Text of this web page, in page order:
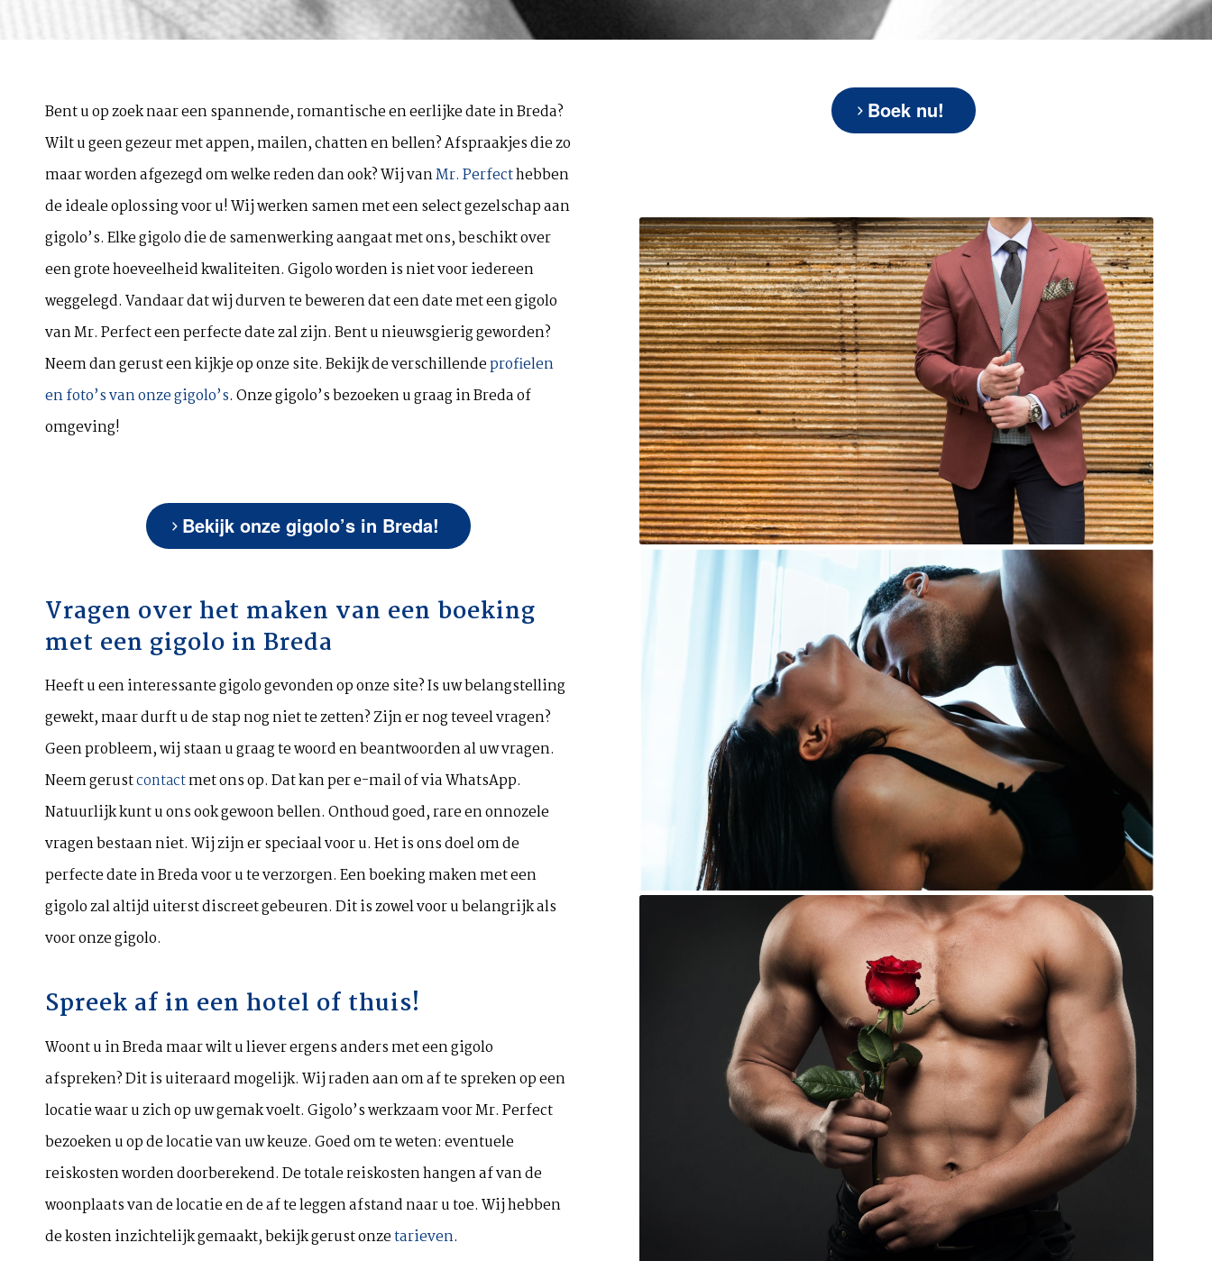
Bent u op zoek naar een spannende, romantische en eerlijke date in Breda?
Wilt u geen gezeur met appen, mailen, chatten en bellen? Afspraakjes die zo
maar worden afgezegd om welke reden dan ook? Wij vanMr. Perfecthebben
de ideale oplossing voor u! Wij werken samen met een select gezelschap aan
gigolo’s. Elke gigolo die de samenwerking aangaat met ons, beschikt over
een grote hoeveelheid kwaliteiten. Gigolo worden is niet voor iedereen
weggelegd. Vandaar dat wij durven te beweren dat een date met een gigolo
van Mr. Perfect een perfecte date zal zijn. Bent u nieuwsgierig geworden?
Neem dan gerust een kijkje op onze site. Bekijk de verschillendeprofielen
en foto’s van onze gigolo’s. Onze gigolo’s bezoeken u graag in Breda of
omgeving!
Bekijk onze gigolo’s in Breda!
Vragen over het maken van een boeking
met een gigolo in Breda
Heeft u een interessante gigolo gevonden op onze site? Is uw belangstelling
gewekt, maar durft u de stap nog niet te zetten? Zijn er nog teveel vragen?
Geen probleem, wij staan u graag te woord en beantwoorden al uw vragen.
Neem gerustcontactmet ons op. Dat kan per e-mail of via WhatsApp.
Natuurlijk kunt u ons ook gewoon bellen. Onthoud goed, rare en onnozele
vragen bestaan niet. Wij zijn er speciaal voor u. Het is ons doel om de
perfecte date in Breda voor u te verzorgen. Een boeking maken met een
gigolo zal altijd uiterst discreet gebeuren. Dit is zowel voor u belangrijk als
voor onze gigolo.
Spreek af in een hotel of thuis!
Woont u in Breda maar wilt u liever ergens anders met een gigolo
afspreken? Dit is uiteraard mogelijk. Wij raden aan om af te spreken op een
locatie waar u zich op uw gemak voelt. Gigolo’s werkzaam voor Mr. Perfect
bezoeken u op de locatie van uw keuze. Goed om te weten: eventuele
reiskosten worden doorberekend. De totale reiskosten hangen af van de
woonplaats van de locatie en de af te leggen afstand naar u toe. Wij hebben
de kosten inzichtelijk gemaakt, bekijk gerust onzetarieven.
Boek nu!